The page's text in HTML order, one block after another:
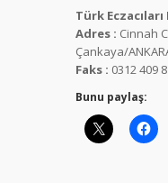
Türk
Adres : Cinnah
Çankaya/
Faks : 0312 409
Bunu paylaş: